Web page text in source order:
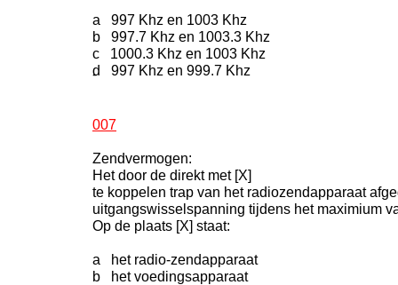
-
007
Zendvermogen:
Het door de direkt met [X]
te koppelen trap van het radiozendapparaat
uitgangswisselspanning tijdens het maximium
Op de plaats [X] staat:
a het radio-zendapparaat
b het voedingsapparaat
a 997 Khz en 1003 Khz
b 997.7 Khz en 1003.3 Khz
c 1000.3 Khz en 1003 Khz
d 997 Khz en 999.7 Khz